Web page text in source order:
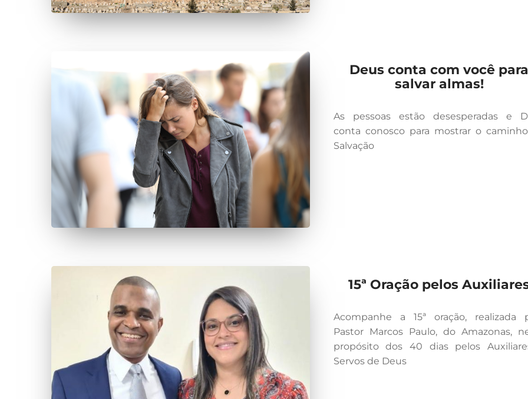
Deus conta com você para
salvar almas!
As pessoas estão desesperadas e
conta conosco para mostrar o
Salvação
15ª Oração pelos
Acompanhe a 15ª oração, realizada
Pastor Marcos Paulo, do Amazonas,
propósito dos 40 dias pelos
Servos de Deus